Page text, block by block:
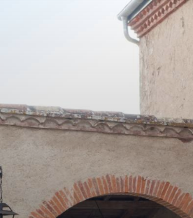
MAISON
TERRAIN
ACTUALITÉS